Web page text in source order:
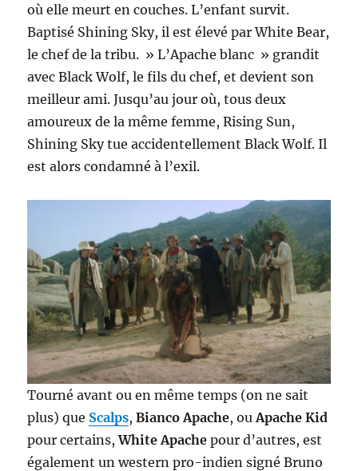
où elle meurt en couches. L’enfant survit.
Baptisé Shining Sky, il est élevé par White Bear,
le chef de la tribu. » L’Apache blanc » grandit
avec Black Wolf, le fils du chef, et devient son
meilleur ami. Jusqu’au jour où, tous deux
amoureux de la même femme, Rising Sun,
Shining Sky tue accidentellement Black Wolf. Il
est alors condamné à l’exil.
Tourné avant ou en même temps (on ne sait
plus) que Scalps,Bianco Apache, ouApache Kid
pour certains,White Apache pour d’autres, est
également un western pro-indien signé Bruno